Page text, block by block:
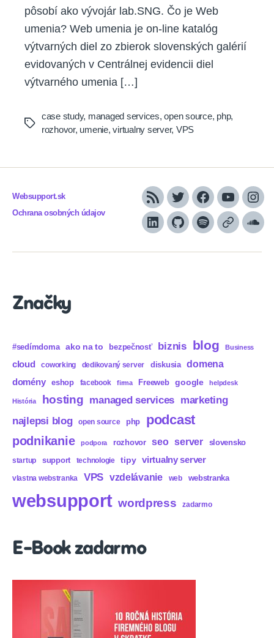
pôsobí ako vývojár lab.SNG. Čo je Web
umenia? Web umenia je on-line katalóg
výtvarných diel zo zbierok slovenských galérií
evidovaných v Centrálnej evidencii diel
výtvarného umenia […]
Tags
case study, managed services,open source, php,
rozhovor, umenie,virtualny server, VPS
Websupport.sk
Ochrana osobných údajov
RSS TwitterFacebook
YouTube
LinkedInGitHubSpotifyApple
Značky
#sedímdoma ako na to bezpečnosť biznis blog Business
cloud coworking dedikovaný server diskusia domena
domény eshop facebook firma Freeweb google helpdesk
História hosting managed services marketing
najlepsi blog open source php podcast
podnikanie podpora rozhovor seo server slovensko
startup support technologie tipy virtualny server
vlastna webstranka VPS vzdelávanie web webstranka
websupport wordpress zadarmo
E-Book zadarmo